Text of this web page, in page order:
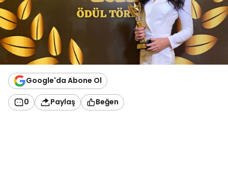
Google'da Abone Ol
0 Paylaş Beğen